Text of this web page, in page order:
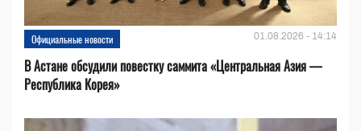
Официальные новости 01.08.2026 - 14:14
В Астане обсудили повестку саммита «Центральная Азия —
Республика Корея»